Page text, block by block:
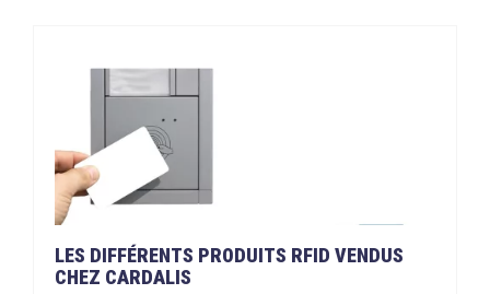
Support
Contact
LES DIFFÉRENTS PRODUITS RFID VENDUS
CHEZ CARDALIS